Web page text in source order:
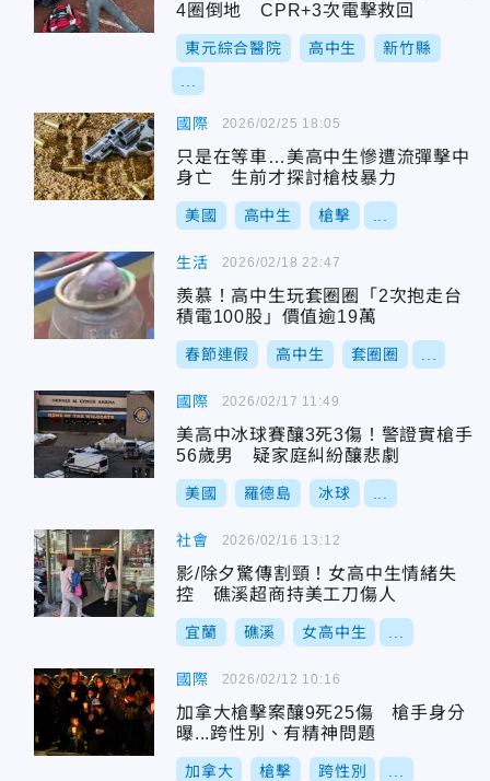
4圈倒地 CPR+3次電擊救回
東元綜合醫院 高中生 新竹縣
國際
只是在等車…美高中生慘遭流彈擊中
身亡 生前才探討槍枝暴力
美國 高中生 槍擊
2026/02/25 18:05
生活
羨慕！高中生玩套圈圈「2次抱走台
積電100股」價值逾19萬
春節連假 高中生 套圈圈
2026/02/18 22:47
國際
美高中冰球賽釀3死3傷！警證實槍手
56歲男 疑家庭糾紛釀悲劇
美國 羅德島 冰球
2026/02/17 11:49
社會
影/除夕驚傳割頸！女高中生情緒失
控 礁溪超商持美工刀傷人
宜蘭 礁溪 女高中生
2026/02/16 13:12
國際
加拿大槍擊案釀9死25傷 槍手身分
曝...跨性別、有精神問題
加拿大 槍擊 跨性別
2026/02/12 10:16